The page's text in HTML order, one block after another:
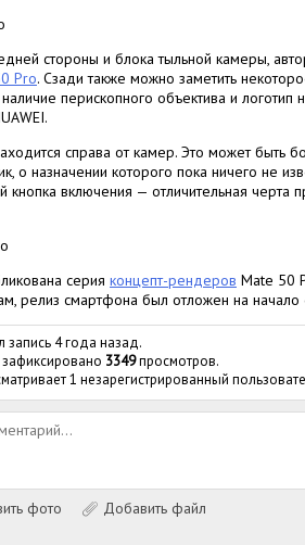
стороны и блока тыльной камеры,
Pro. Сзади также можно заметить
перископного объектива и
справа от камер. Это может быть
о назначении которого пока ничего не
кнопка включения — отличительная
серия концепт-рендеров Mate 50
релиз смартфона был отложен на
запись 4 года назад.
3349просмотров.
1 незарегистрированный
фото Добавить файл